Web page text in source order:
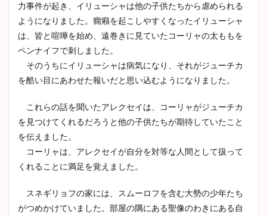
力事件が起き、イリューシャは他の子供たちから虐められる
ようになりました。癇癪を起こしやすくなったイリューシャ
は、皆と喧嘩を始め、遠巻きに見ていたコーリャの太ももを
ペンナイフで刺しました。
そのうちにイリューシャは病気になり、それがジューチカ
を酷い目にあわせた報いだと思い込むようになりました。
これらの話を聞いたアレクセイは、コーリャがジューチカ
を見つけてくれるだろうと他の子供たちが期待していたこと
を伝えました。
コーリャは、アレクセイが自分を対等な人間として扱って
くれることに満足を覚えました。
スネギリョフの家には、スムーロフを含む大勢の少年たち
がつめかけていました。部屋の隅にある聖像のわきにある自